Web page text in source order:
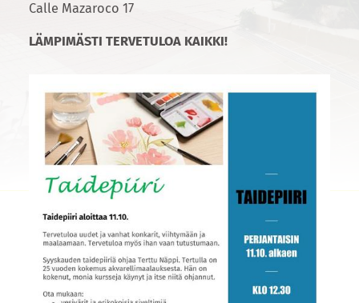
Calle Mazaroco 17
LÄMPIMÄSTI TERVETULOA KAIKKI!